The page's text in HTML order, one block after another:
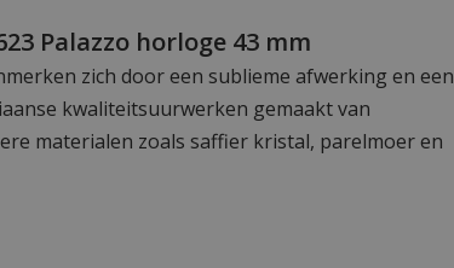
Palazzo horloge 43 mm
zich door een sublieme afwerking en een
kwaliteitsuurwerken gemaakt van
materialen zoals saffier kristal, parelmoer en